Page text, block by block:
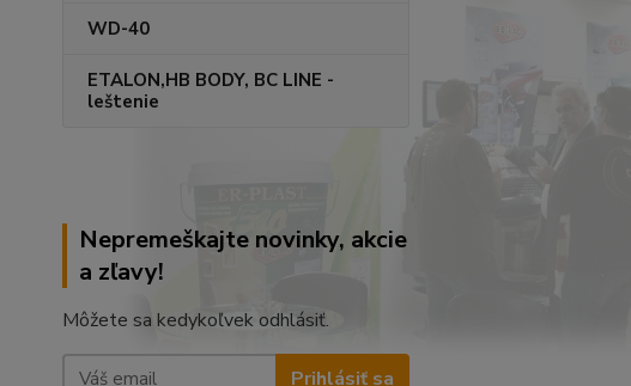
WD-40
ETALON,HB BODY, BC LINE -
leštenie
Nepremeškajte novinky, akcie
a zľavy!
Môžete sa kedykoľvek odhlásiť.
Prihlásiť sa